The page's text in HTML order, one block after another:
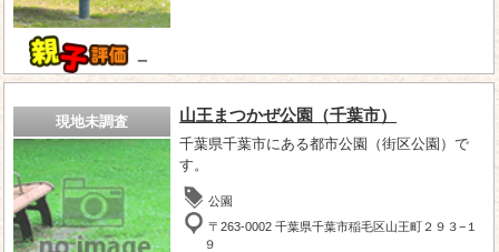
－
現地未調査 山王まつかぜ公園（千葉市）
千葉県千葉市にある都市公園（街区公園）で
す。
公園
〒263-0002 千葉県千葉市稲毛区山王町２９３−１
９